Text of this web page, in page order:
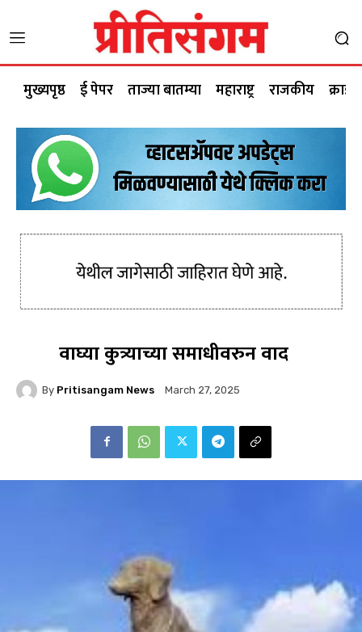
मुख्यपृष्ठ ई पेपर ताज्या बातम्या महाराष्ट्र राजकीय क्राईम
वाघ्या कुत्र्याच्या समाधीवरुन वाद
By Pritisangam News March 27, 2025